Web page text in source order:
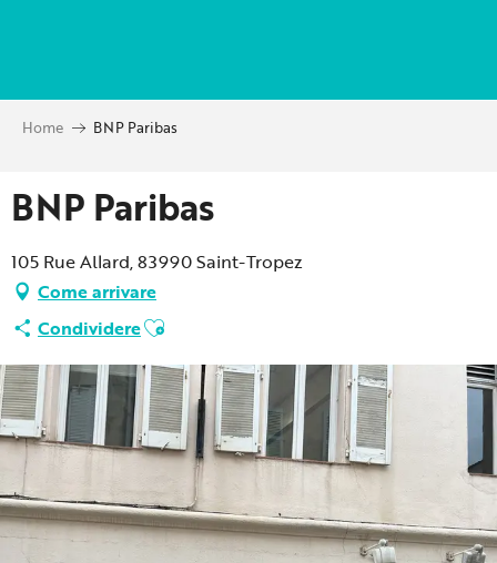
principal
Home BNP Paribas
BNP Paribas
105 Rue Allard, 83990 Saint-Tropez
Come arrivare
CondividereAjouter aux favoris